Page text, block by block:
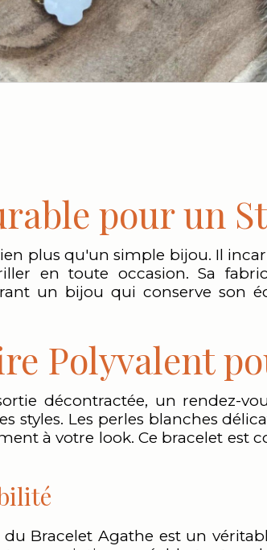
pour un
plus qu'un simple bijou. Il
en toute occasion. Sa
un bijou qui conserve son
Polyvalent
décontractée, un rendez-
styles. Les perles blanches
à votre look. Ce bracelet
Bracelet Agathe est un